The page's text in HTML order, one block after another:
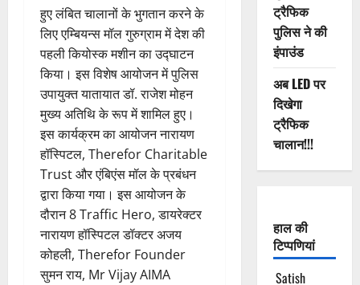
हुए लंबित चालानों के भुगतान करने के
लिए एम्बियन्स मॉल गुरुग्राम में देश की
पहली कियोस्क मशीन का उद्घाटन
किया। इस विशेष आयोजन में पुलिस
उपायुक्त यातायात डॉ. राजेश मोहन
मुख्य अतिथि के रूप में शामिल हुए।
इस कार्यक्रम का आयोजन नारायण
हॉस्पिटल, Therefor Charitable
Trust और एंबिएंस मॉल के प्रबंधन
द्वारा किया गया। इस आयोजन के
दौरान 8 Traffic Hero, डायरेक्टर
नारायण हॉस्पिटल डॉक्टर अजय
कोहली, Therefor Founder
सुमन राय, Mr Vijay AIMA
ट्रैफिक
पुलिस ने की
इंपाउंड
अब LED पर
दिखेगा
ट्रैफिक
चालान!!!
हाल की
टिप्पणियां
Satish